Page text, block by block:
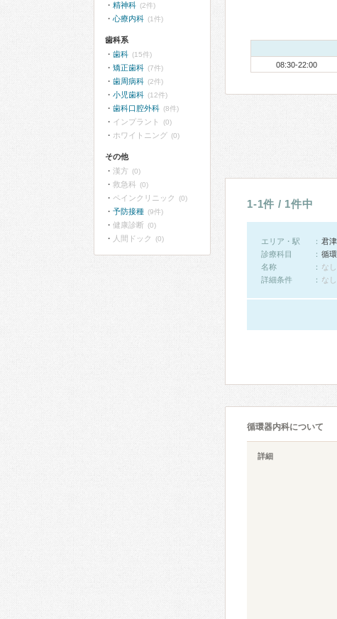
08:30-22:00
1-1件 / 1件中
エリア・駅
君
診療科目
循
名称
なし
詳細条件
な
循環器内科について
詳細
精神科 (2件)
心療内科 (1件)
歯科系
歯科 (15件)
矯正歯科 (7件)
歯周病科 (2件)
小児歯科 (12件)
歯科口腔外科 (8件)
インプラント (0)
ホワイトニング (0)
その他
漢方 (0)
救急科 (0)
ペインクリニック (0)
予防接種 (9件)
健康診断 (0)
人間ドック (0)